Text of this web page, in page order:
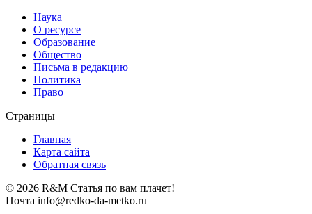
Наука
О ресурсе
Образование
Общество
Письма в редакцию
Политика
Право
Страницы
Главная
Карта сайта
Обратная связь
© 2026 R&M Статья по вам плачет!
Почта info@redko-da-metko.ru